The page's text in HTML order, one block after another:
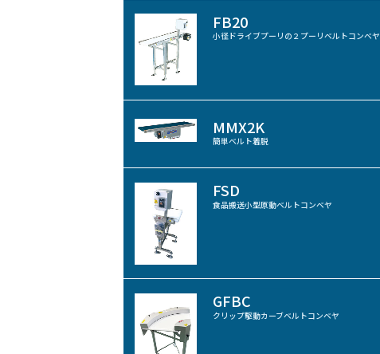
FB20
小径ドライブプーリの２プーリベルトコンベヤ
MMX2K
簡単ベルト着脱
FSD
食品搬送小型原動ベルトコンベヤ
GFBC
クリップ駆動カーブベルトコンベヤ